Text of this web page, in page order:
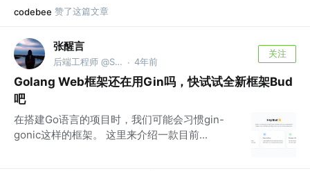
codebee 赞了这篇文章
张醒言
后端工程师 @Shopee · 4年前
关注
Golang Web框架还在用Gin吗，快试试全新框架Bud
吧
在搭建Go语言的项目时，我们可能会习惯gin-
gonic这样的框架。 这里来介绍一款目前...